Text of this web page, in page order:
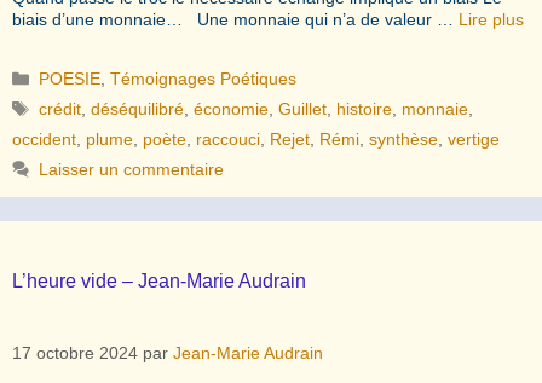
biais d’une monnaie… Une monnaie qui n’a de valeur … Lire plus
Catégories
POESIE ,Témoignages Poétiques
Étiquettes
crédit ,déséquilibré ,économie ,Guillet histoire monnaie
occident plume poète raccouci Rejet Rémi synthèse vertige
Laisser un commentaire
L’heure vide – Jean-Marie Audrain
17 octobre 2024 par Jean-Marie Audrain